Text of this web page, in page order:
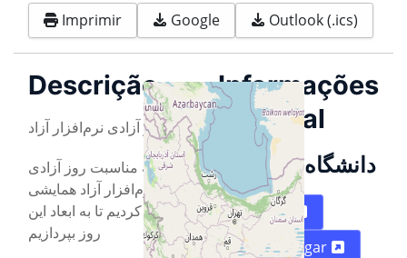
Imprimir Google Outlook (.ics)
Descrição
روز آزادی نرم‌افزار آزاد
به مناسبت روز آزادی
نرم‌افزار آزاد همایشی
تدوین کردیم تا به ابعاد این
روز بپردازیم
Informações
de Local
دانشگاه شیراز
Mapa
Como Chegar